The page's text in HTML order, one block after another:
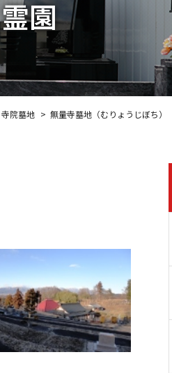
園
寺院墓地 無量寺墓地（むりょうじぼち）